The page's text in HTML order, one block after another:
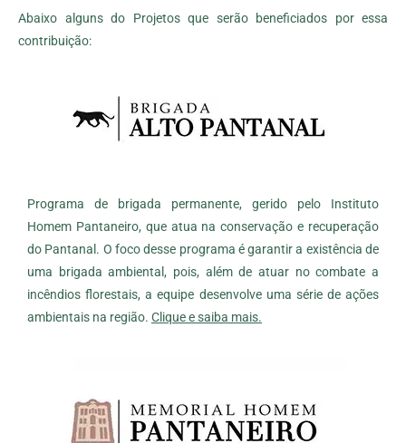
Abaixo alguns do Projetos que serão beneficiados por essa
contribuição:
Programa de brigada permanente, gerido pelo Instituto
Homem Pantaneiro, que atua na conservação e recuperação
do Pantanal. O foco desse programa é garantir a existência de
uma brigada ambiental, pois, além de atuar no combate a
incêndios florestais, a equipe desenvolve uma série de ações
ambientais na região. Clique e saiba mais.